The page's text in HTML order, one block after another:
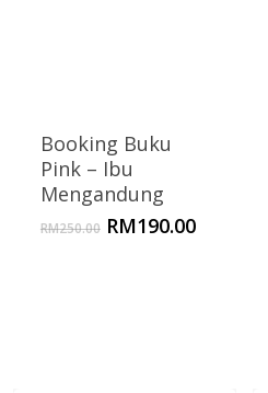
Booking Buku
Pink – Ibu
Mengandung
RM250.00 Original
RM190.00Current